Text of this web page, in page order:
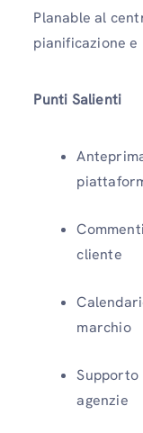
Planable al
pianificazione
Punti Salienti
cliente
marchio
Supporto
agenzie